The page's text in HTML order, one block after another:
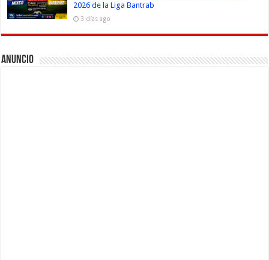
2026 de la Liga Bantrab
3 días ago
Anuncio